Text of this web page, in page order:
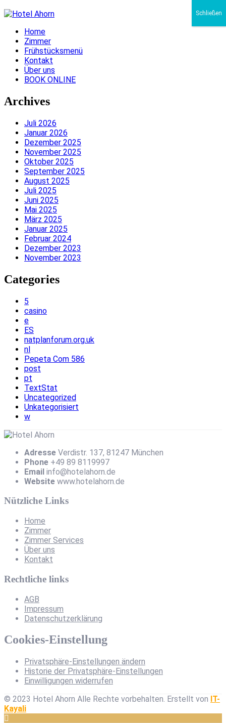
Home
Zimmer
Frühstücksmenü
Kontakt
Über uns
BOOK ONLINE
Archives
Juli 2026
Januar 2026
Dezember 2025
November 2025
Oktober 2025
September 2025
August 2025
Juli 2025
Juni 2025
Mai 2025
März 2025
Januar 2025
Februar 2024
Dezember 2023
November 2023
Categories
5
casino
e
ES
natplanforum.org.uk
nl
Pepeta Com 586
post
pt
TextStat
Uncategorized
Unkategorisiert
w
Adresse Verdistr. 137, 81247 München
Phone +49 89 8119997
Email info@hotelahorn.de
Website www.hotelahorn.de
Nützliche Links
Home
Zimmer
Zimmer Services
Über uns
Kontakt
Rechtliche links
AGB
Impressum
Datenschutzerklärung
Cookies-Einstellung
Privatsphäre-Einstellungen ändern
Historie der Privatsphäre-Einstellungen
Einwilligungen widerrufen
© 2023 Hotel Ahorn Alle Rechte vorbehalten. Erstellt von IT-
Kayali
Schließen